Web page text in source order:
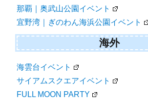
那覇｜奥武山公園イベント
宜野湾｜ぎのわん海浜公園イベント
海外
海雲台イベント
サイアムスクエアイベント
FULL MOON PARTY